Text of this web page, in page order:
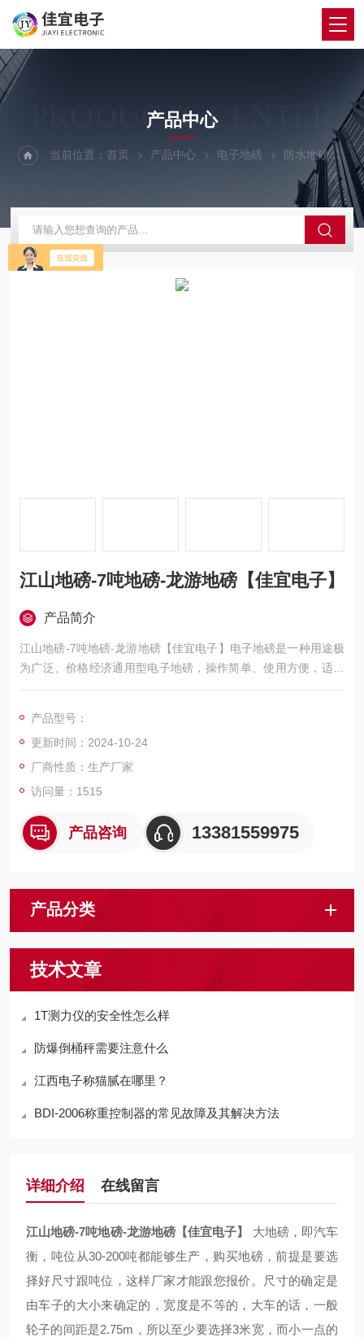
PRODUCTS CENTER
产品中心
当前位置：首页 产品中心 电子地磅 防水地磅
江山地磅-7吨地磅-龙游地磅【佳宜电子】
产品简介
江山地磅-7吨地磅-龙游地磅【佳宜电子】电子地磅是一种用途极
为广泛、价格经济通用型电子地磅，操作简单、使用方便，适用
于工厂、车站、港口、仓库、矿山，石油化工、及各类大宗货物
产品型号：
更新时间：2024-10-24
厂商性质：生产厂家
访问量：1515
产品咨询 13381559975
产品分类
技术文章
1T测力仪的安全性怎么样
防爆倒桶秤需要注意什么
江西电子称猫腻在哪里？
BDI-2006称重控制器的常见故障及其解决方法
详细介绍 在线留言
江山地磅-7吨地磅-龙游地磅【佳宜电子】 大地磅，即汽车
衡，吨位从30-200吨都能够生产，购买地磅，前提是要选
择好尺寸跟吨位，这样厂家才能跟您报价。尺寸的确定是
由车子的大小来确定的，宽度是不等的，大车的话，一般
轮子的间距是2.75m，所以至少要选择3米宽，而小一点的